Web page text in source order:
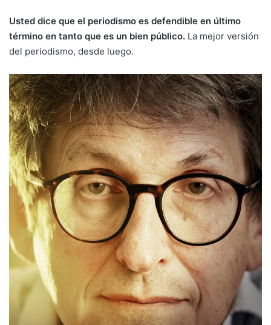
Usted dice que el periodismo es defendible en último
término en tanto que es un bien público. La mejor versión
del periodismo, desde luego.